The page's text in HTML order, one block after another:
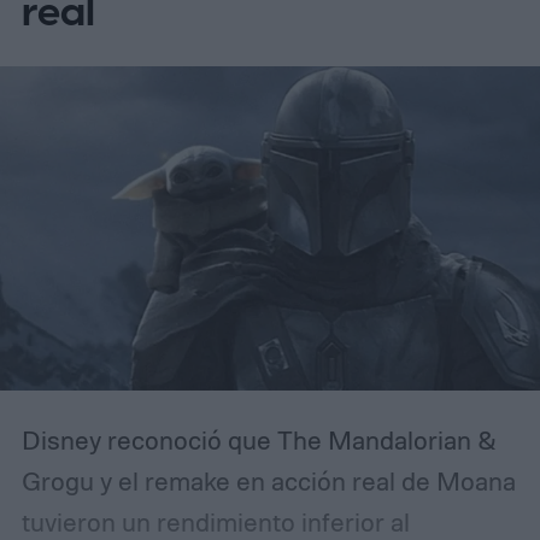
para el 30 de abril de 2027.
real
Disney reconoció que The Mandalorian &
Grogu y el remake en acción real de Moana
tuvieron un rendimiento inferior al